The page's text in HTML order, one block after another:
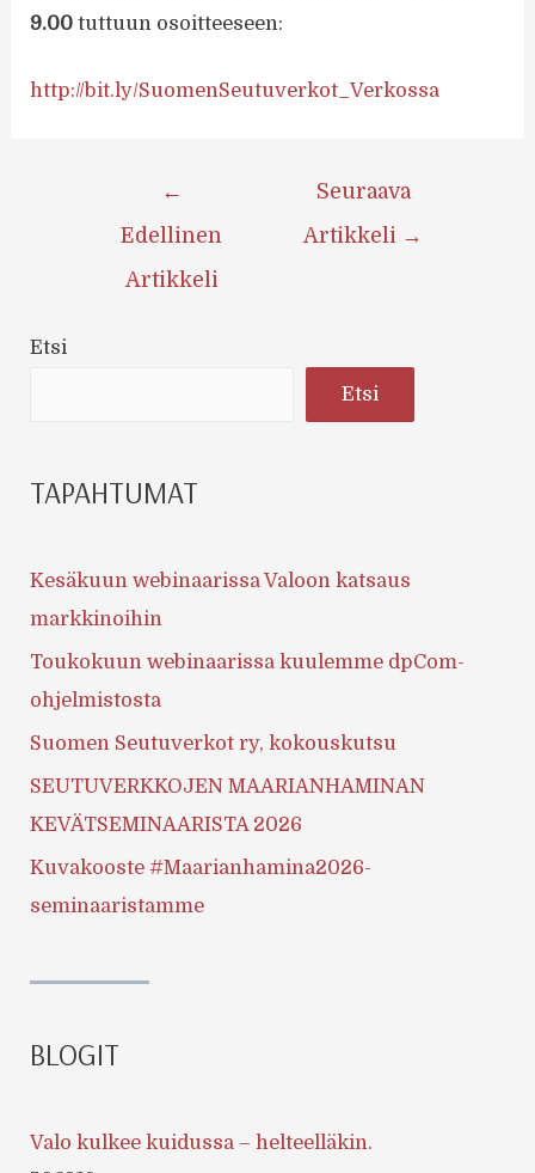
9.00 tuttuun osoitteeseen:
http://bit.ly/SuomenSeutuverkot_Verkossa
←
Edellinen
Artikkeli
Seuraava
Artikkeli →
Etsi
Etsi
TAPAHTUMAT
Kesäkuun webinaarissa Valoon katsaus
markkinoihin
Toukokuun webinaarissa kuulemme dpCom-
ohjelmistosta
Suomen Seutuverkot ry, kokouskutsu
SEUTUVERKKOJEN MAARIANHAMINAN
KEVÄTSEMINAARISTA 2026
Kuvakooste #Maarianhamina2026-
seminaaristamme
BLOGIT
Valo kulkee kuidussa – helteelläkin.